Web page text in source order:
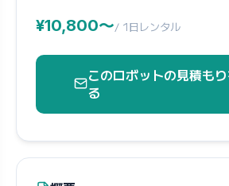
¥10,800〜/ 1日レンタル
このロボットの見積も
る